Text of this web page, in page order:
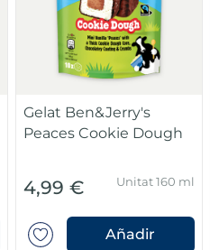
Gelat Ben&Jerry's
Peaces Cookie Dough
4,99 € Unitat 160 ml
Añadir